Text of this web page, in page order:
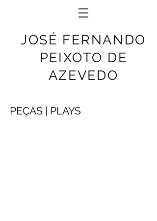
JOSÉ FERNANDO
PEIXOTO DE
AZEVEDO
PEÇAS | PLAYS